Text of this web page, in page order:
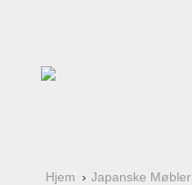
Hjem
Japanske Møbler